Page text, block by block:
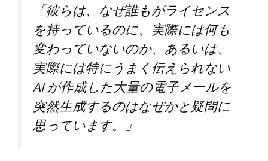
「彼らは、なぜ誰もがライセンス
を持っているのに、実際には何も
変わっていないのか、あるいは、
実際には特にうまく伝えられない
AI が作成した大量の電子メールを
突然生成するのはなぜかと疑問に
思っています。」